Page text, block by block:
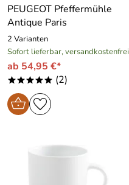
PEUGEOT Pfeffermühle
Antique Paris
2 Varianten
Sofort lieferbar, versandkostenfrei
ab 54,95 €*
***** (2)